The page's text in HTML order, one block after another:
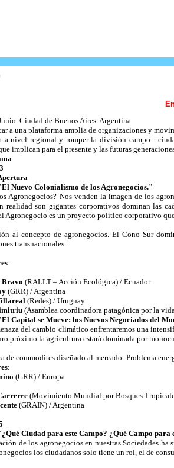
Ciudad de Buenos Aires. Argentina
a una plataforma amplia de organizaciones y
a nivel regional y romper la división campo -
implican para el presente y las futuras
Nuevo Colonialismo de los Agronegocios."
Agronegocios? Nos venden la imagen de los
realidad son gigantes corporativos dominan las
Agronegocio es un proyecto político corporativo
al concepto de agronegocios. El Cono Sur
transnacionales.
:
Bravo (RALLT – Acción Ecológica) / Ecuador
(GRR) / Argentina
(Redes) / Uruguay
(Asamblea coordinadora patagónica por la
Capital se Mueve: los Nuevos Negociados del
del cambio climático enfrentaremos una
próximo la agricultura estará dominada por
de commodites diseñado al mercado: Problema
:
(GRR) / Europa
(Movimiento Mundial por Bosques
(GRAIN) / Argentina
Ciudad para este Campo? ¿Qué Campo para
de los agronegocios en nuestras Sociedades
los ciudadanos solo tiene un rol, el de